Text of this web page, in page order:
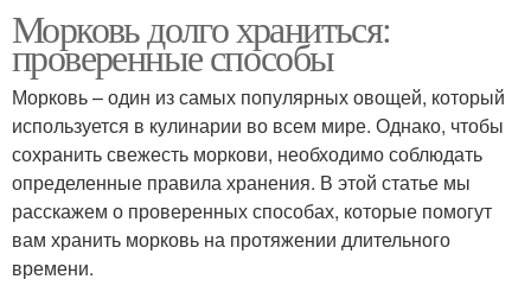
Морковь долго храниться:
проверенные способы
Морковь – один из самых популярных овощей, который
используется в кулинарии во всем мире. Однако, чтобы
сохранить свежесть моркови, необходимо соблюдать
определенные правила хранения. В этой статье мы
расскажем о проверенных способах, которые помогут
вам хранить морковь на протяжении длительного
времени.